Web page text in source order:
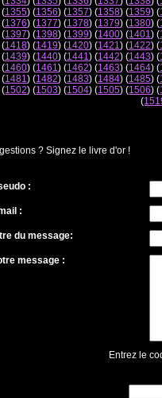
(1355) (1356) (1357) (1358) (1359) (
(1376) (1377) (1378) (1379) (1380) (
(1397) (1398) (1399) (1400) (1401) (
(1418) (1419) (1420) (1421) (1422) (
(1439) (1440) (1441) (1442) (1443) (
(1460) (1461) (1462) (1463) (1464) (
(1481) (1482) (1483) (1484) (1485) (
(1502) (1503) (1504) (1505) (1506) (
(
? Signez le livre d'or !
:
:
du message:
message :
Entrez le